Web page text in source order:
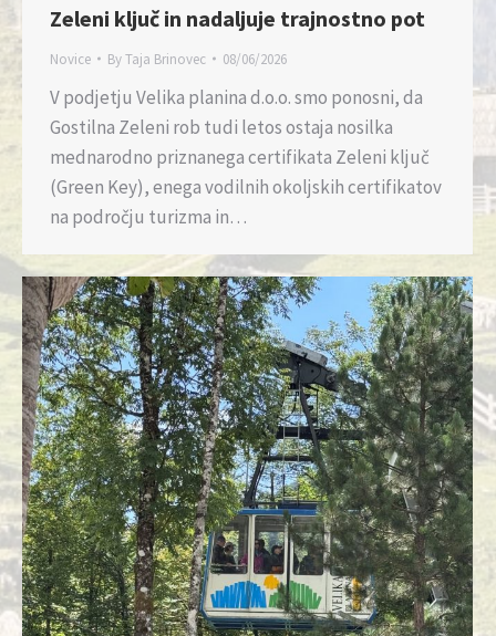
Zeleni ključ in nadaljuje trajnostno pot
Novice ByTaja Brinovec 08/06/2026
V podjetju Velika planina d.o.o. smo ponosni, da
Gostilna Zeleni rob tudi letos ostaja nosilka
mednarodno priznanega certifikata Zeleni ključ
(Green Key), enega vodilnih okoljskih certifikatov
na področju turizma in…